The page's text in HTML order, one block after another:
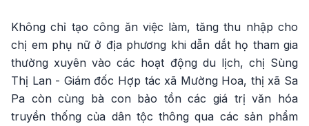
Không chỉ tạo công ăn việc làm, tăng thu nhập cho
chị em phụ nữ ở địa phương khi dẫn dắt họ tham gia
thường xuyên vào các hoạt động du lịch, chị Sùng
Thị Lan - Giám đốc Hợp tác xã Mường Hoa, thị xã Sa
Pa còn cùng bà con bảo tồn các giá trị văn hóa
truyền thống của dân tộc thông qua các sản phẩm